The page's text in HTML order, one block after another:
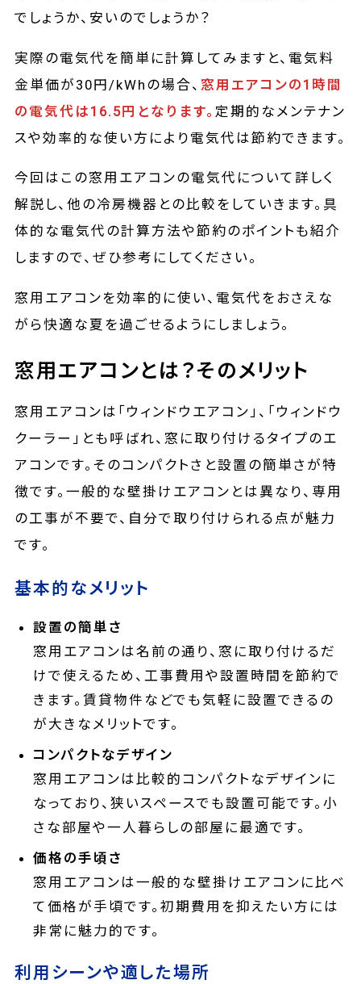
でしょうか、安いのでしょうか？
実際の電気代を簡単に計算してみますと、電気料
金単価が30円/kWhの場合、 窓用エアコンの1時間
の電気代は16.5‬円となります。 定期的なメンテナン
スや効率的な使い方により電気代は節約できます。
今回はこの窓用エアコンの電気代について詳しく
解説し、他の冷房機器との比較をしていきます。具
体的な電気代の計算方法や節約のポイントも紹介
しますので、ぜひ参考にしてください。
窓用エアコンを効率的に使い、電気代をおさえな
がら快適な夏を過ごせるようにしましょう。
窓用エアコンとは？そのメリット
窓用エアコンは「ウィンドウエアコン」、「ウィンドウ
クーラー」とも呼ばれ、窓に取り付けるタイプのエ
アコンです。そのコンパクトさと設置の簡単さが特
徴です。一般的な壁掛けエアコンとは異なり、専用
の工事が不要で、自分で取り付けられる点が魅力
です。
基本的なメリット
設置の簡単さ
窓用エアコンは名前の通り、窓に取り付けるだ
けで使えるため、工事費用や設置時間を節約で
きます。賃貸物件などでも気軽に設置できるの
が大きなメリットです。
コンパクトなデザイン
窓用エアコンは比較的コンパクトなデザインに
なっており、狭いスペースでも設置可能です。小
さな部屋や一人暮らしの部屋に最適です。
価格の手頃さ
窓用エアコンは一般的な壁掛けエアコンに比べ
て価格が手頃です。初期費用を抑えたい方には
非常に魅力的です。
利用シーンや適した場所